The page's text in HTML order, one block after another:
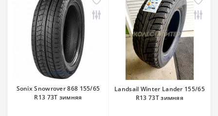
Sonix Snowrover 868 155/65
R13 73T зимняя
Landsail Winter Lander 155/65
R13 73T зимняя